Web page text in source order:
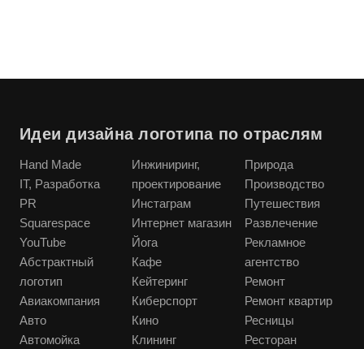
Идеи дизайна логотипа по отраслям
Hand Made
IT, Разработка
PR
Squarespace
YouTube
Абстрактный
логотип
Авиакомпания
Авто
Автомойка
Инжиниринг,
проектирование
Инстаграм
Интернет магазин
Йога
Кафе
Кейтеринг
Киберспорт
Кино
Клининг
Природа
Производство
Путешествия
Развлечение
Рекламное
агентство
Ремонт
Ремонт квартир
Ресницы
Ресторан